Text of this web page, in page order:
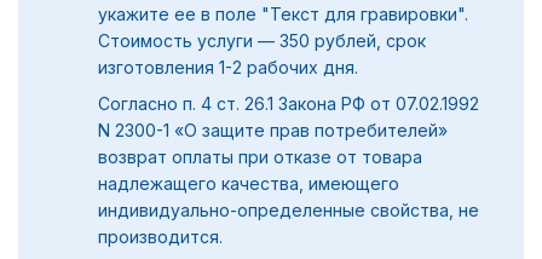
укажите ее в поле "Текст для гравировки".
Стоимость услуги — 350 рублей, срок
изготовления 1-2 рабочих дня.
Согласно п. 4 ст. 26.1 Закона РФ от 07.02.1992
N 2300-1 «О защите прав потребителей»
возврат оплаты при отказе от товара
надлежащего качества, имеющего
индивидуально-определенные свойства, не
производится.